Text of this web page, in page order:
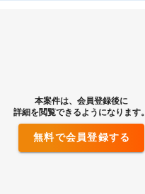
本案件は、会員登録後に
詳細を閲覧できるようになります。
無料で会員登録する